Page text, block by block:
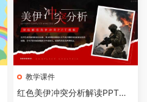
教学课件
红色美伊冲突分析解读PPT模